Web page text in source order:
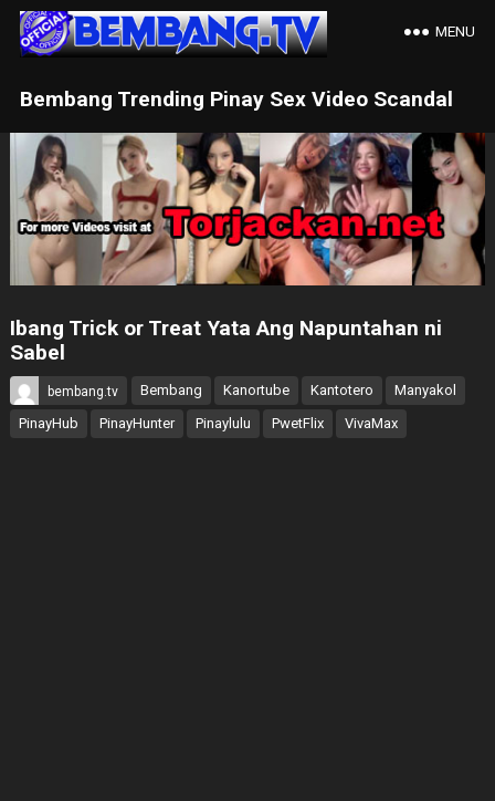
Bembang Trending Pinay Sex Video Scandal
MENU
Ibang Trick or Treat Yata Ang Napuntahan ni
Sabel
bembang.tv Bembang Kanortube Kantotero
Manyakol
PinayHub
PinayHunter Pinaylulu PwetFlix VivaMax